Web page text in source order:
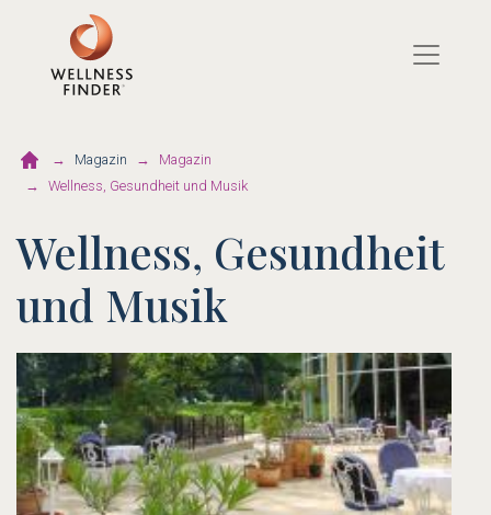
Magazin
Magazin
Wellness, Gesundheit und Musik
Wellness, Gesundheit
und Musik